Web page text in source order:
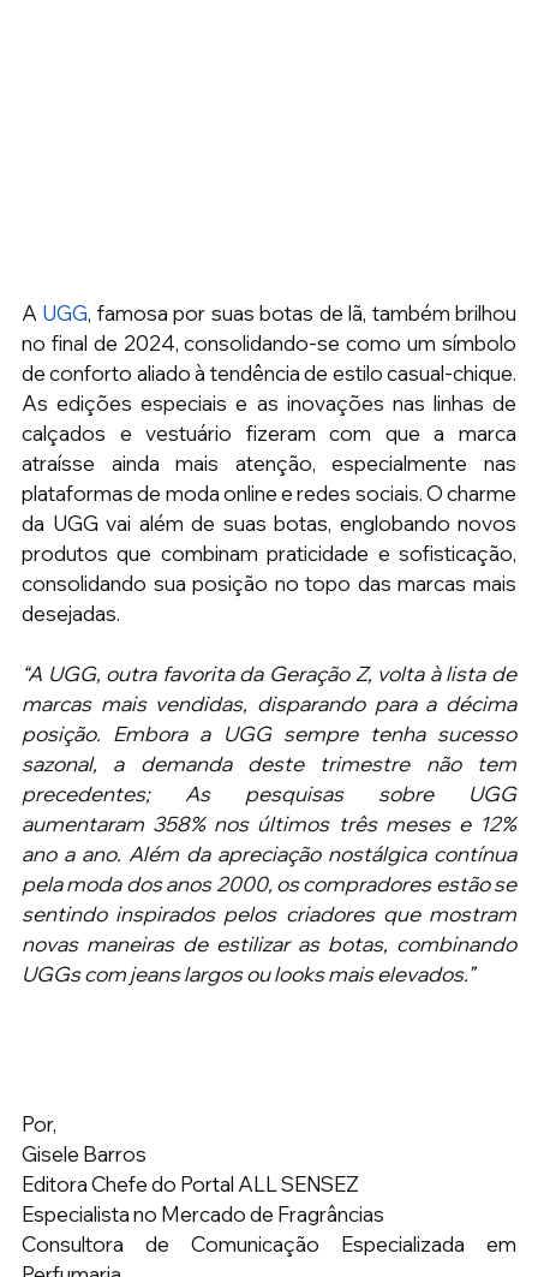
A UGG, famosa por suas botas de lã, também brilhou
no final de 2024, consolidando-se como um símbolo
de conforto aliado à tendência de estilo casual-chique.
As edições especiais e as inovações nas linhas de
calçados e vestuário fizeram com que a marca
atraísse ainda mais atenção, especialmente nas
plataformas de moda online e redes sociais. O charme
da UGG vai além de suas botas, englobando novos
produtos que combinam praticidade e sofisticação,
consolidando sua posição no topo das marcas mais
desejadas.
“A UGG, outra favorita da Geração Z, volta à lista de
marcas mais vendidas, disparando para a décima
posição. Embora a UGG sempre tenha sucesso
sazonal, a demanda deste trimestre não tem
precedentes; As pesquisas sobre UGG
aumentaram 358% nos últimos três meses e 12%
ano a ano. Além da apreciação nostálgica contínua
pela moda dos anos 2000, os compradores estão se
sentindo inspirados pelos criadores que mostram
novas maneiras de estilizar as botas, combinando
UGGs com jeans largos ou looks mais elevados.”
Por,
Gisele Barros
Editora Chefe do Portal ALL SENSEZ
Especialista no Mercado de Fragrâncias
Consultora de Comunicação Especializada em